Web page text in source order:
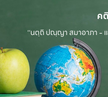
ค
“นตฺถิ ปณฺญา สมาอาภา -